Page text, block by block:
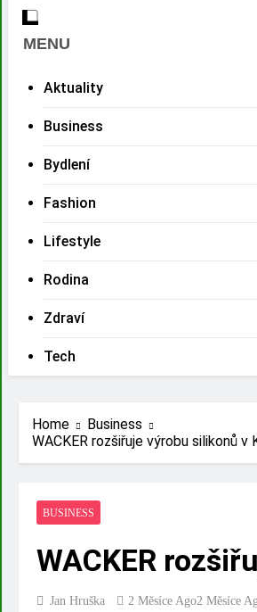
MENU
Aktuality
Business
Bydlení
Fashion
Lifestyle
Rodina
Zdraví
Tech
Home
Business
WACKER rozšiřuje výrobu silikonů v
BUSINESS
WACKER
Jan Hruška 2 Měsíce Ago2 Měsíce